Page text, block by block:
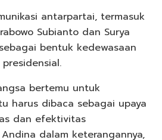
antarpartai, termasuk
Subianto dan Surya
bentuk kedewasaan
bertemu untuk
harus dibaca sebagai upaya
dan efektivitas
dalam keterangannya,